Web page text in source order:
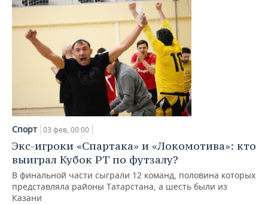
Спорт 03 фев, 00:00
Экс-игроки «Спартака» и «Локомотива»: кто
выиграл Кубок РТ по футзалу?
В финальной части сыграли 12 команд, половина которых
представляла районы Татарстана, а шесть были из
Казани